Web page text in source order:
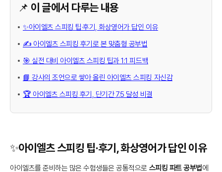
📌 이 글에서 다루는 내용
✨아이엘츠 스피킹 팁·후기, 화상영어가 답인 이유
✍️ 아이엘츠 스피킹 후기로 본 맞춤형 공부법
🎯 실전 대비 아이엘츠 스피킹 팁과 1:1 피드백
📘 강사의 조언으로 쌓아 올린 아이엘츠 스피킹 자신감
🏆 아이엘츠 스피킹 후기, 단기간 7.5 달성 비결
✨아이엘츠 스피킹 팁·후기, 화상영어가 답인 이유
아이엘츠를 준비하는 많은 수험생들은 공통적으로 스피킹 파트 공부법에